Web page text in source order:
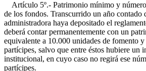
Artículo 5º.- Patrimonio mínimo y
de los fondos. Transcurrido un año contado
administradora haya depositado el
deberá contar permanentemente con un
equivalente a 10.000 unidades de fomento
partícipes, salvo que entre éstos hubiere un
institucional, en cuyo caso no regirá ese
partícipes.